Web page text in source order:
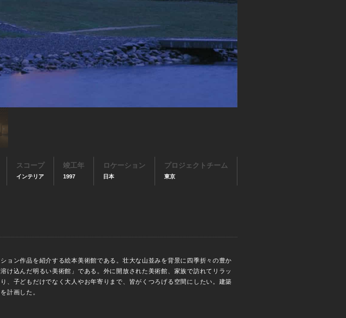
スコープ
インテリア
竣工年
1997
ロケーション
日本
プロジェクトチーム
東京
ョン作品を紹介する絵本美術館である。壮大な山並みを背景に四季折々の豊か
込んだ明るい美術館」である。外に開放された美術館、家族で訪れてリラッ
、子どもだけでなく大人やお年寄りまで、皆がくつろげる空間にしたい。建築
計画した。